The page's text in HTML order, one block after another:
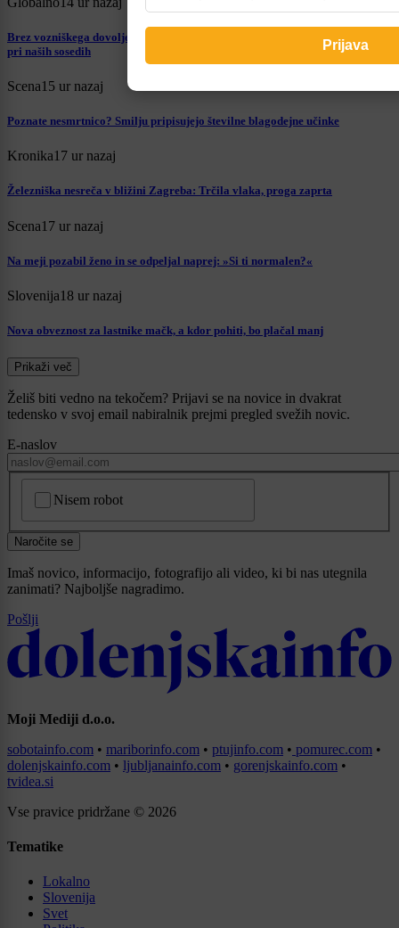
Brez vozniškega dovoljenja za volanom? Tako visoko kazen vam napišejo
pri naših sosedih
Scena15 ur nazaj
Poznate nesmrtnico? Smilju pripisujejo številne blagodejne učinke
Kronika17 ur nazaj
Železniška nesreča v bližini Zagreba: Trčila vlaka, proga zaprta
Scena17 ur nazaj
Na meji pozabil ženo in se odpeljal naprej: »Si ti normalen?«
Slovenija18 ur nazaj
Nova obveznost za lastnike mačk, a kdor pohiti, bo plačal manj
Prikaži več
Želiš biti vedno na tekočem? Prijavi se na novice in dvakrat
tedensko v svoj email nabiralnik prejmi pregled svežih novic.
E-naslov
Nisem robot
Naročite se
Imaš novico, informacijo, fotografijo ali video, ki bi nas utegnila
zanimati? Najboljše nagradimo.
Pošlji
Moji Mediji d.o.o.
sobotainfo.com • mariborinfo.com • ptujinfo.com • pomurec.com •
dolenjskainfo.com • ljubljanainfo.com • gorenjskainfo.com •
tvidea.si
Vse pravice pridržane © 2026
Tematike
Lokalno
Slovenija
Svet